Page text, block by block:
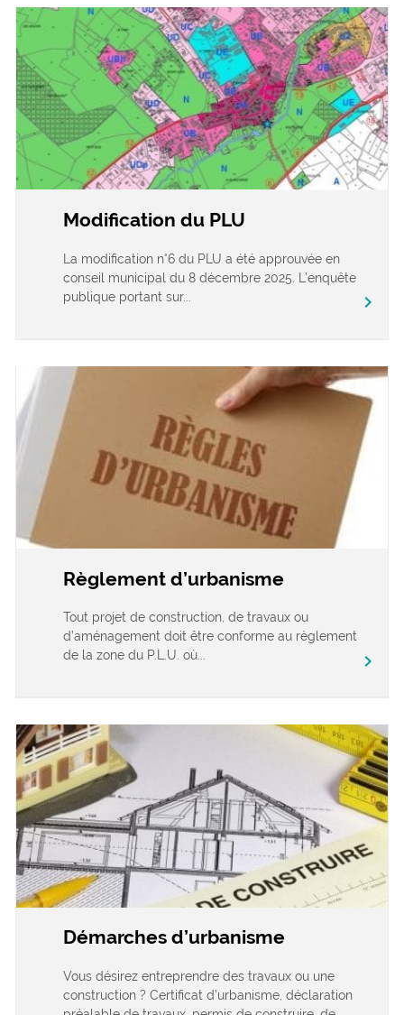
Modification du PLU
La modification n°6 du PLU a été approuvée en
conseil municipal du 8 décembre 2025. L’enquête
publique portant sur...
chevron_right
Règlement d’urbanisme
Tout projet de construction, de travaux ou
d’aménagement doit être conforme au règlement
de la zone du P.L.U. où...
chevron_right
Démarches d’urbanisme
Vous désirez entreprendre des travaux ou une
construction ? Certificat d’urbanisme, déclaration